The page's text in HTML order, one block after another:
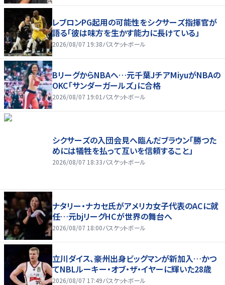
レブロンPG起用の可能性をシクサーズ指揮官が
語る「彼は味方を生かす能力に長けている」
2026/08/07 19:38バスケットボール
BリーグからNBAへ…元千葉JチアMiyuがNBAの
OKC「サンダーガールズ」に合格
2026/08/07 19:01 バスケットボール
シクサーズの入団会見へ臨んだブラウン「勝つた
めには犠牲を払って互いを信頼すること」
2026/08/07 18:33バスケットボール
ナタリー・ナカセ氏がアメリカ女子代表のACに就
任…元bjリーグHCが世界の舞台へ
2026/08/07 18:00バスケットボール
立川ダイス、豪州出身ビッグマンが新加入…かつ
てNBLルーキー・オブ・ザ・イヤーに輝いた28歳
2026/08/07 17:49バスケットボール